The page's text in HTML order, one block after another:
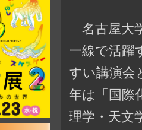
名古屋大
一線で活躍
すい講演会
年は「国際
理学・天文